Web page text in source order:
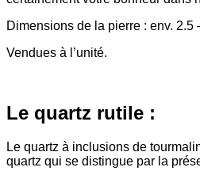
Dimensions de la pierre : env. 2.5
Vendues à l’unité.
Le quartz rutile :
Le quartz à inclusions de
quartz qui se distingue par la